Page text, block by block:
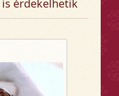
érdekelhetik